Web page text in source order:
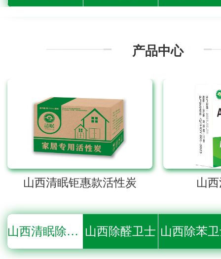
产品中心
山西清眠钜惠款活性炭 山
山西清眠除醛产品 山西除醛卫士 山西除苯